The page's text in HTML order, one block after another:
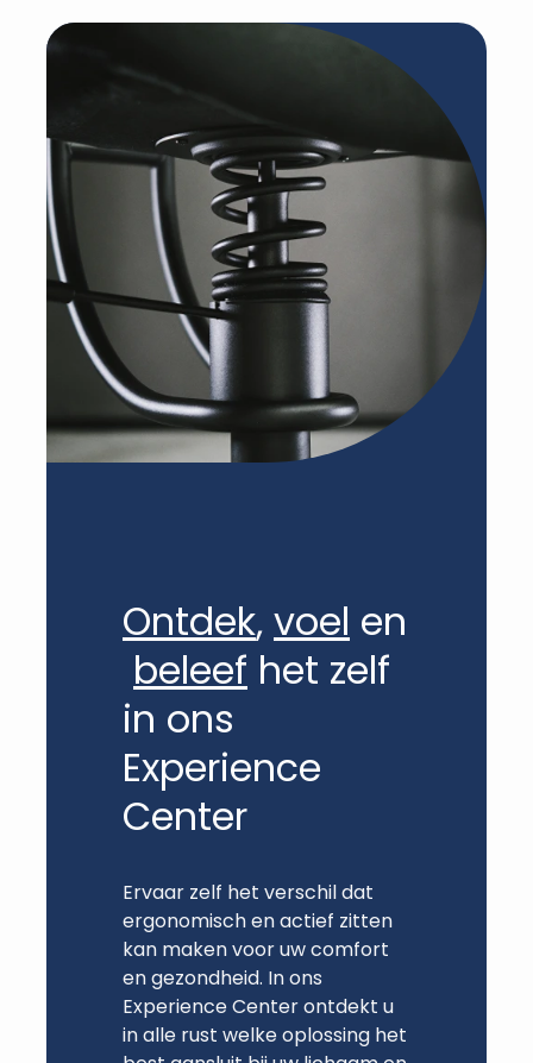
Ontdek, voel en
beleef het zelf
in ons
Experience
Center
Ervaar zelf het verschil dat
ergonomisch en actief zitten
kan maken voor uw comfort
en gezondheid. In ons
Experience Center ontdekt u
in alle rust welke oplossing het